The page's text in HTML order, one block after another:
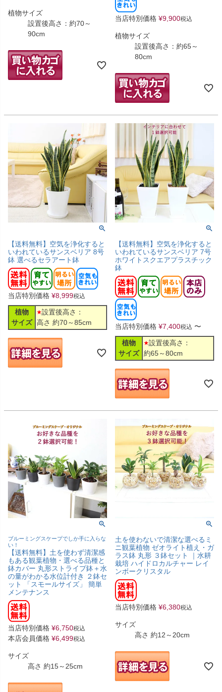
植物サイズ
設置後高さ：約70～
90cm
当店特別価格 ¥9,900税込
植物サイズ
設置後高さ：約65～
80cm
【送料無料】空気を浄化すると
いわれているサンスベリア 8号
鉢 選べるセラアート鉢
当店特別価格 ¥8,999税込
植物
サイズ
設置後高さ：
高さ 約70～85cm
【送料無料】空気を浄化すると
いわれているサンスベリア 7号
ホワイトスクエアプラスチック
鉢
当店特別価格 ¥7,400税込 〜
植物
サイズ
設置後高さ：
約65～80cm
ブルーミングスケープでしか手に入らな
い！
【送料無料】土を使わず清潔感
もある観葉植物・選べる品種と
鉢カバー 丸形ストライプ鉢＋水
の量がわかる水位計付き ２鉢セ
ット 「スモールサイズ」 簡単
メンテナンス
当店特別価格 ¥6,750税込
本店会員価格 ¥6,499税込
サイズ
高さ 約15～25cm
土を使わないで清潔な選べるミ
ニ観葉植物 ゼオライト植え・ガ
ラス鉢 丸形 ３鉢セット ｜水耕
栽培 ハイドロカルチャー レイ
ンボークリスタル
当店特別価格 ¥6,380税込
サイズ
高さ 約12～20cm